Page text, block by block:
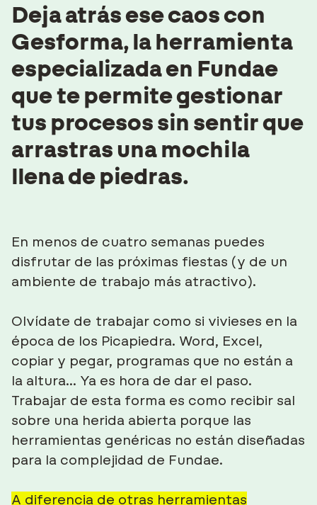
Deja atrás ese caos con
Gesforma,la herramienta
especializada en Fundae
que te permite gestionar
tus procesossin sentir que
arrastras una mochila
llena de piedras.
En menos de cuatro semanas puedes
disfrutar de las próximas fiestas (y de un
ambiente de trabajo más atractivo).
Olvídate de trabajar como si vivieses en la
época de los Picapiedra. Word, Excel,
copiar y pegar, programas que no están a
la altura… Ya es hora de dar el paso.
Trabajar de esta forma es como recibir sal
sobre una herida abierta porque las
herramientas genéricas no están diseñadas
para la complejidad de Fundae.
A diferencia de otras herramientas